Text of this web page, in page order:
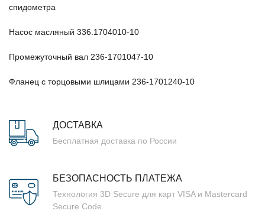
спидометра
Насос масляный 336.1704010-10
Промежуточный вал 236-1701047-10
Фланец с торцовыми шлицами 236-1701240-10
ДОСТАВКА
Бесплатная доставка по России
БЕЗОПАСНОСТЬ ПЛАТЕЖА
Технология 3D Secure для карт VISA и Mastercard
Secure Code